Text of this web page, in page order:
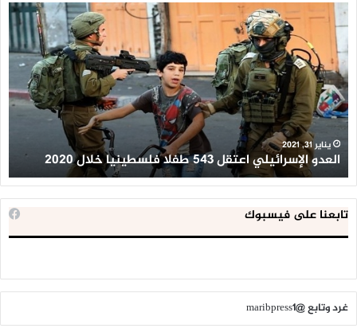
العدو
الإسرائيلي
اعتقل
543
طفلا
فلسطينيا
خلال
2020
يناير 31, 2021
العدو الإسرائيلي اعتقل 543 طفلا فلسطينيا خلال 2020
تابعنا على فيسبوك
غرد وتابع @maribpress1